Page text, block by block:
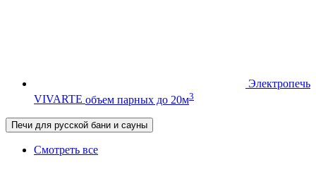
Электропечь
VIVARTE объем парных до 20м3
Печи для русской бани и сауны
Смотреть все